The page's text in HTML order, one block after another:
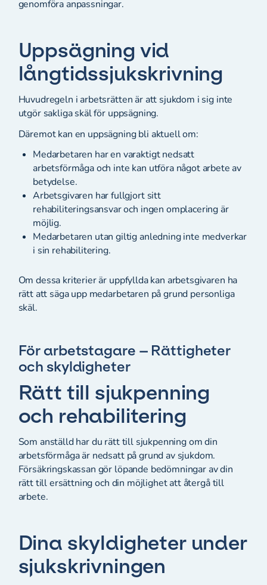
genomföra anpassningar.
Uppsägning vid
långtidssjukskrivning
Huvudregeln i arbetsrätten är att sjukdom i sig inte
utgör sakliga skäl för uppsägning.
Däremot kan en uppsägning bli aktuell om:
Medarbetaren har en varaktigt nedsatt
arbetsförmåga och inte kan utföra något arbete av
betydelse.
Arbetsgivaren har fullgjort sitt
rehabiliteringsansvar och ingen omplacering är
möjlig.
Medarbetaren utan giltig anledning inte medverkar
i sin rehabilitering.
Om dessa kriterier är uppfyllda kan arbetsgivaren ha
rätt att säga upp medarbetaren på grund personliga
skäl.
För arbetstagare – Rättigheter
och skyldigheter
Rätt till sjukpenning
och rehabilitering
Som anställd har du rätt till sjukpenning om din
arbetsförmåga är nedsatt på grund av sjukdom.
Försäkringskassan gör löpande bedömningar av din
rätt till ersättning och din möjlighet att återgå till
arbete.
Dina skyldigheter under
sjukskrivningen